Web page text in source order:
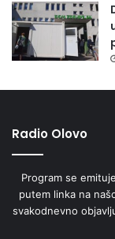
Radio Olovo
Program se
putem linka na
svakodnevno